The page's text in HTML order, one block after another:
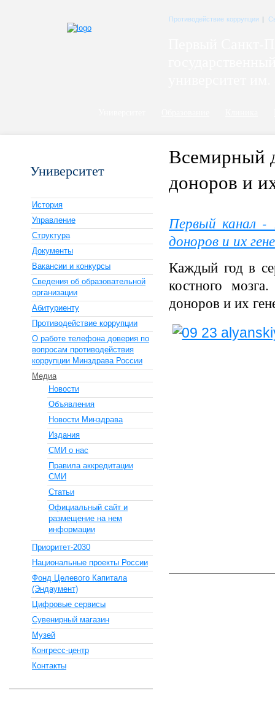
Противодействие коррупции |
Всемирный
доноров и
Первый канал -
доноров и их
Каждый год в
костного
доноров и их
Университет
История
Управление
Структура
Документы
Вакансии и конкурсы
Сведения об образовательной
организации
Абитуриенту
Противодействие коррупции
О работе телефона доверия по
вопросам противодействия
коррупции Минздрава России
Медиа
Новости
Объявления
Новости Минздрава
Издания
СМИ о нас
Правила аккредитации
СМИ
Статьи
Официальный сайт и
размещение на нем
информации
Приоритет-2030
Национальные проекты России
Фонд Целевого Капитала
(Эндаумент)
Цифровые сервисы
Сувенирный магазин
Музей
Конгресс-центр
Контакты